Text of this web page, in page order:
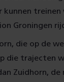
kunnen treinen
Groningen
die op de
die trajecten
Zuidhorn, de